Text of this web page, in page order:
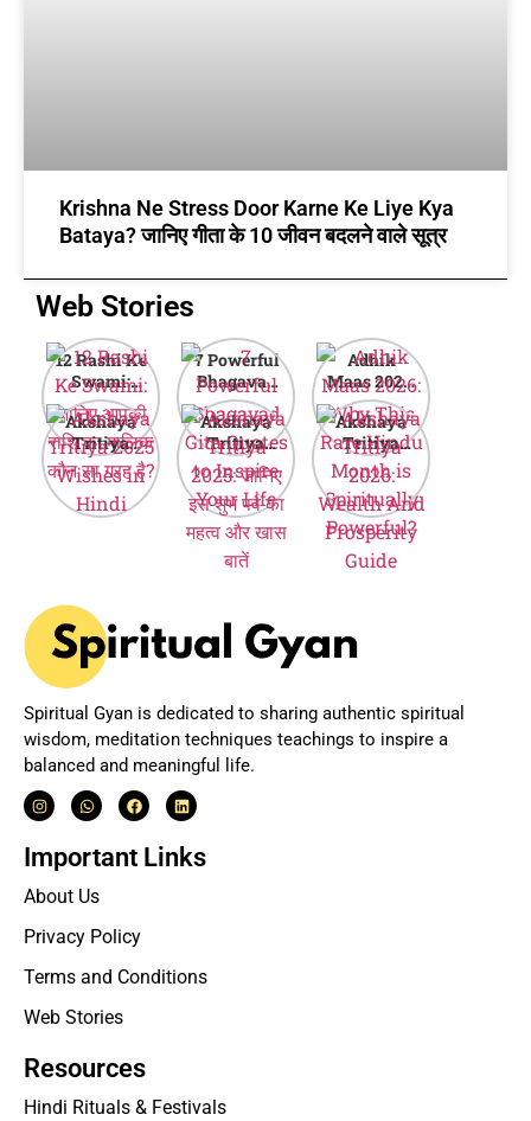
Krishna Ne Stress Door Karne Ke Liye Kya
Bataya? जानिए गीता के 10 जीवन बदलने वाले सूत्र
Web Stories
12 Rashi Ke
Swami:
जानिए आपकी
राशि का मालिक
कौन सा ग्रह है?
7 Powerful
Bhagavad
Gita Quotes
to Inspire
Your Life
Adhik
Maas 2026:
Why This
Rare Hindu
Month is
Spiritually
Powerful?
Akshaya
Tritiya
2025
Wishes in
Hindi
Akshaya
Tritiya
2025: जानिए
इस शुभ पर्व का
महत्व और खास
बातें
Akshaya
Tritiya
2026:
Wealth And
Prosperity
Guide
Spiritual Gyan is dedicated to sharing authentic spiritual
wisdom, meditation techniques teachings to inspire a
balanced and meaningful life.
Important Links
About Us
Privacy Policy
Terms and Conditions
Web Stories
Resources
Hindi Rituals & Festivals